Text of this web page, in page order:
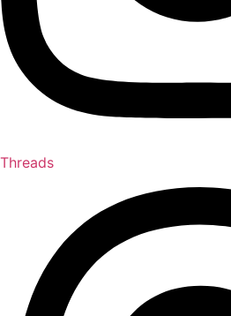
Threads